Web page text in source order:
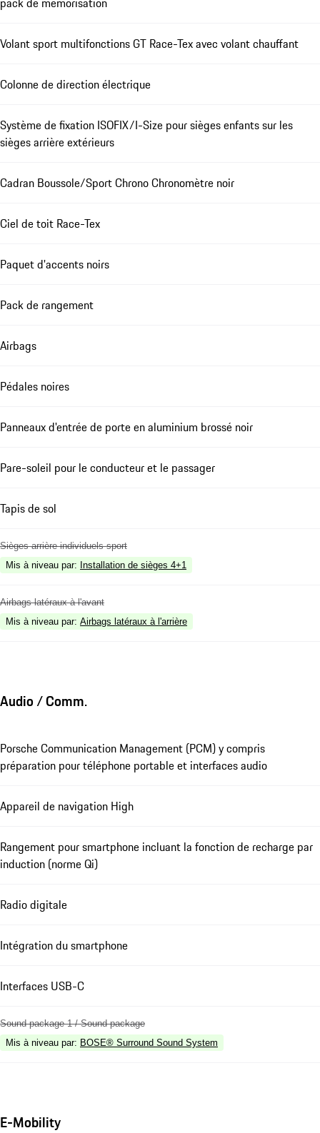
Volant sport multifonctions GT Race-Tex avec volant chauffant
Colonne de direction électrique
Système de fixation ISOFIX/I-Size pour sièges enfants sur les
sièges arrière extérieurs
Cadran Boussole/Sport Chrono Chronomètre noir
Ciel de toit Race-Tex
Paquet d'accents noirs
Pack de rangement
Airbags
Pédales noires
Panneaux d'entrée de porte en aluminium brossé noir
Pare-soleil pour le conducteur et le passager
Tapis de sol
Sièges arrière individuels sport
Mis à niveau par: Installation de sièges 4+1
Airbags latéraux à l'avant
Mis à niveau par: Airbags latéraux à l'arrière
Audio / Comm.
Porsche Communication Management (PCM) y compris
préparation pour téléphone portable et interfaces audio
Appareil de navigation High
Rangement pour smartphone incluant la fonction de recharge par
induction (norme Qi)
Radio digitale
Intégration du smartphone
Interfaces USB-C
Sound package 1 / Sound package
Mis à niveau par: BOSE® Surround Sound System
E-Mobility